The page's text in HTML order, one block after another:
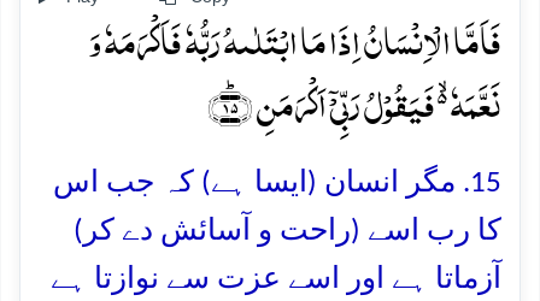
فَاَمَّا الۡاِنۡسَانُ اِذَا مَا ابۡتَلٰىہُ رَبُّہٗ فَاَکۡرَمَہٗ وَ
نَعَّمَہٗ ۬ۙ فَیَقُوۡلُ رَبِّیۡۤ اَکۡرَمَنِ ﴿ؕ۱۵﴾
15. مگر انسان (ایسا ہے) کہ جب اس
کا رب اسے (راحت و آسائش دے کر)
آزماتا ہے اور اسے عزت سے نوازتا ہے